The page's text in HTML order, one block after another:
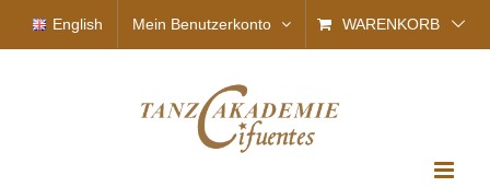
Inhalt
English Mein Benutzerkonto WARENKORB